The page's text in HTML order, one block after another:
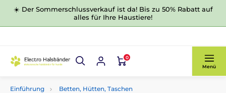
☀️ Der Sommerschlussverkauf ist da! Bis zu 50% Rabatt auf
alles für Ihre Haustiere!
0
Menü
Einführung Betten, Hütten, Taschen